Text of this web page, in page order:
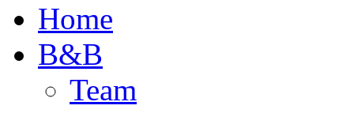
Home
B&B
Team